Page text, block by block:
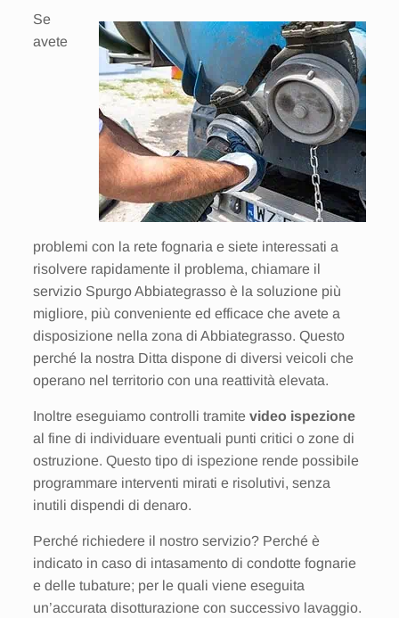
Se
avete
problemi con la rete fognaria e siete interessati a
risolvere rapidamente il problema, chiamare il
servizio Spurgo Abbiategrasso è la soluzione più
migliore, più conveniente ed efficace che avete a
disposizione nella zona di Abbiategrasso. Questo
perché la nostra Ditta dispone di diversi veicoli che
operano nel territorio con una reattività elevata.
Inoltre eseguiamo controlli tramite video ispezione
al fine di individuare eventuali punti critici o zone di
ostruzione. Questo tipo di ispezione rende possibile
programmare interventi mirati e risolutivi, senza
inutili dispendi di denaro.
Perché richiedere il nostro servizio? Perché è
indicato in caso di intasamento di condotte fognarie
e delle tubature; per le quali viene eseguita
un’accurata disotturazione con successivo lavaggio.